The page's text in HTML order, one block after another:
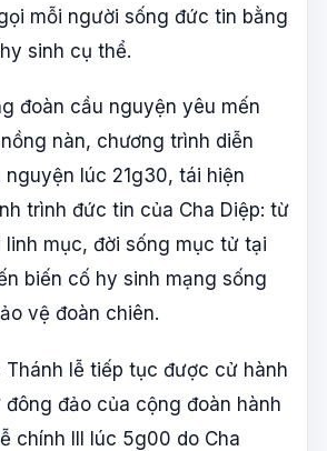
mỗi người sống đức tin bằng
sinh cụ thể.
đoàn cầu nguyện yêu mến
nàn, chương trình diễn
lúc 21g30, tái hiện
trình đức tin của Cha Diệp: từ
mục, đời sống mục tử tại
biến cố hy sinh mạng sống
vệ đoàn chiên.
Thánh lễ tiếp tục được cử hành
đảo của cộng đoàn hành
chính III lúc 5g00 do Cha